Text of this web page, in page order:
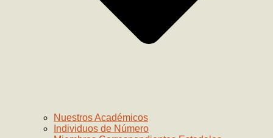
Nuestros Académicos
Individuos de Número